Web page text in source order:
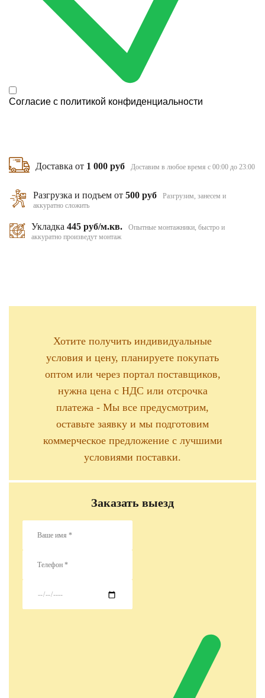
Согласие с политикой конфиденциальности
Доставка от 1 000 руб Доставим в любое время с 00:00 до 23:00
Разгрузка и подъем от500 руб
Разгрузим, занесем и
аккуратно сложить
Укладка 445 руб/м.кв.
Опытные монтажники, быстро и
аккуратно произведут монтаж
Хотите получить индивидуальные
условия и цену, планируете покупать
оптом или через портал поставщиков,
нужна цена с НДС или отсрочка
платежа - Мы все предусмотрим,
оставьте заявку и мы подготовим
коммерческое предложение с лучшими
условиями поставки.
Заказать выезд